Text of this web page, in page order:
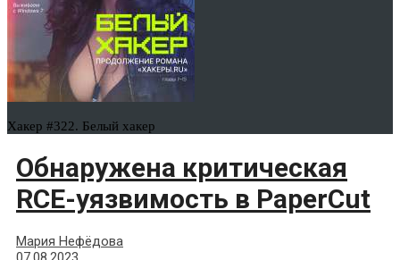
Хакер #322. Белый хакер
Обнаружена критическая
RCE-уязвимость в PaperCut
Мария Нефёдова